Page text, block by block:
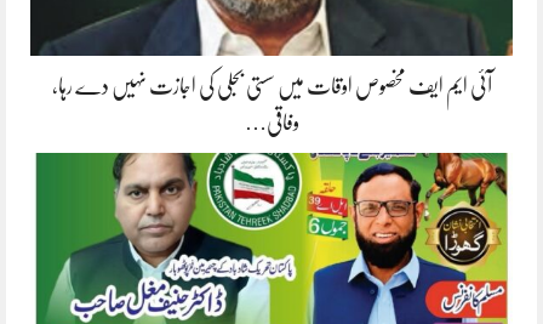
آئی ایم ایف مخصوص اوقات میں سستی بجلی کی اجازت نہیں دے رہا،
وفاقی…